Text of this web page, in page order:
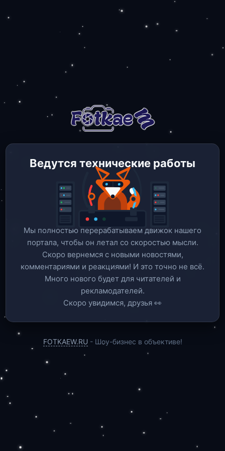
Ведутся технические работы
Мы полностью перерабатываем движок нашего
портала, чтобы он летал со скоростью мысли.
Скоро вернемся c новыми новостями,
комментариями и реакциями! И это точно не всё.
Много нового будет для читателей и
рекламодателей.
Скоро увидимся, друзья 👀
FOTKAEW.RU - Шоу-бизнес в объективе!